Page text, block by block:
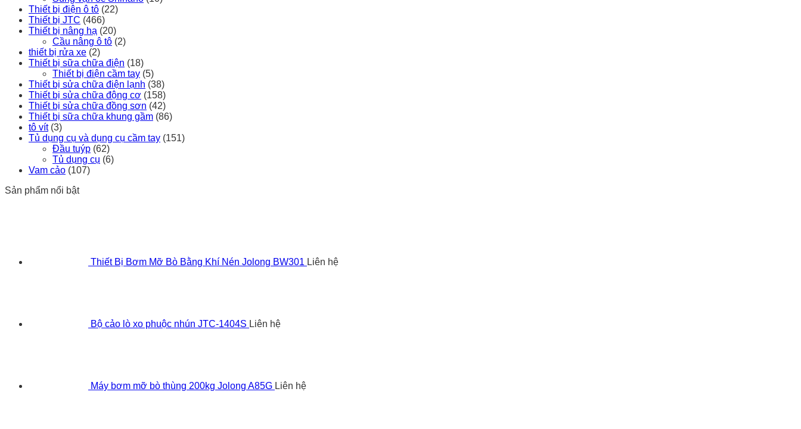
Thiết bị điện ô tô (22)
Thiết bị JTC (466)
Thiết bị nâng hạ (20)
Cầu nâng ô tô (2)
thiết bị rửa xe (2)
Thiết bị sữa chữa điện (18)
Thiết bị điện cầm tay (5)
Thiết bị sửa chữa điện lạnh (38)
Thiết bị sửa chữa động cơ (158)
Thiết bị sửa chữa đồng sơn (42)
Thiết bị sữa chữa khung gầm (86)
tô vít (3)
Tủ dụng cụ và dụng cụ cầm tay (151)
Đầu tuýp (62)
Tủ dụng cụ (6)
Vam cảo (107)
Sản phẩm nổi bật
Thiết Bị Bơm Mỡ Bò Bằng Khí Nén Jolong BW301 Liên hệ
Bộ cảo lò xo phuộc nhún JTC-1404S Liên hệ
Máy bơm mỡ bò thùng 200kg Jolong A85G Liên hệ